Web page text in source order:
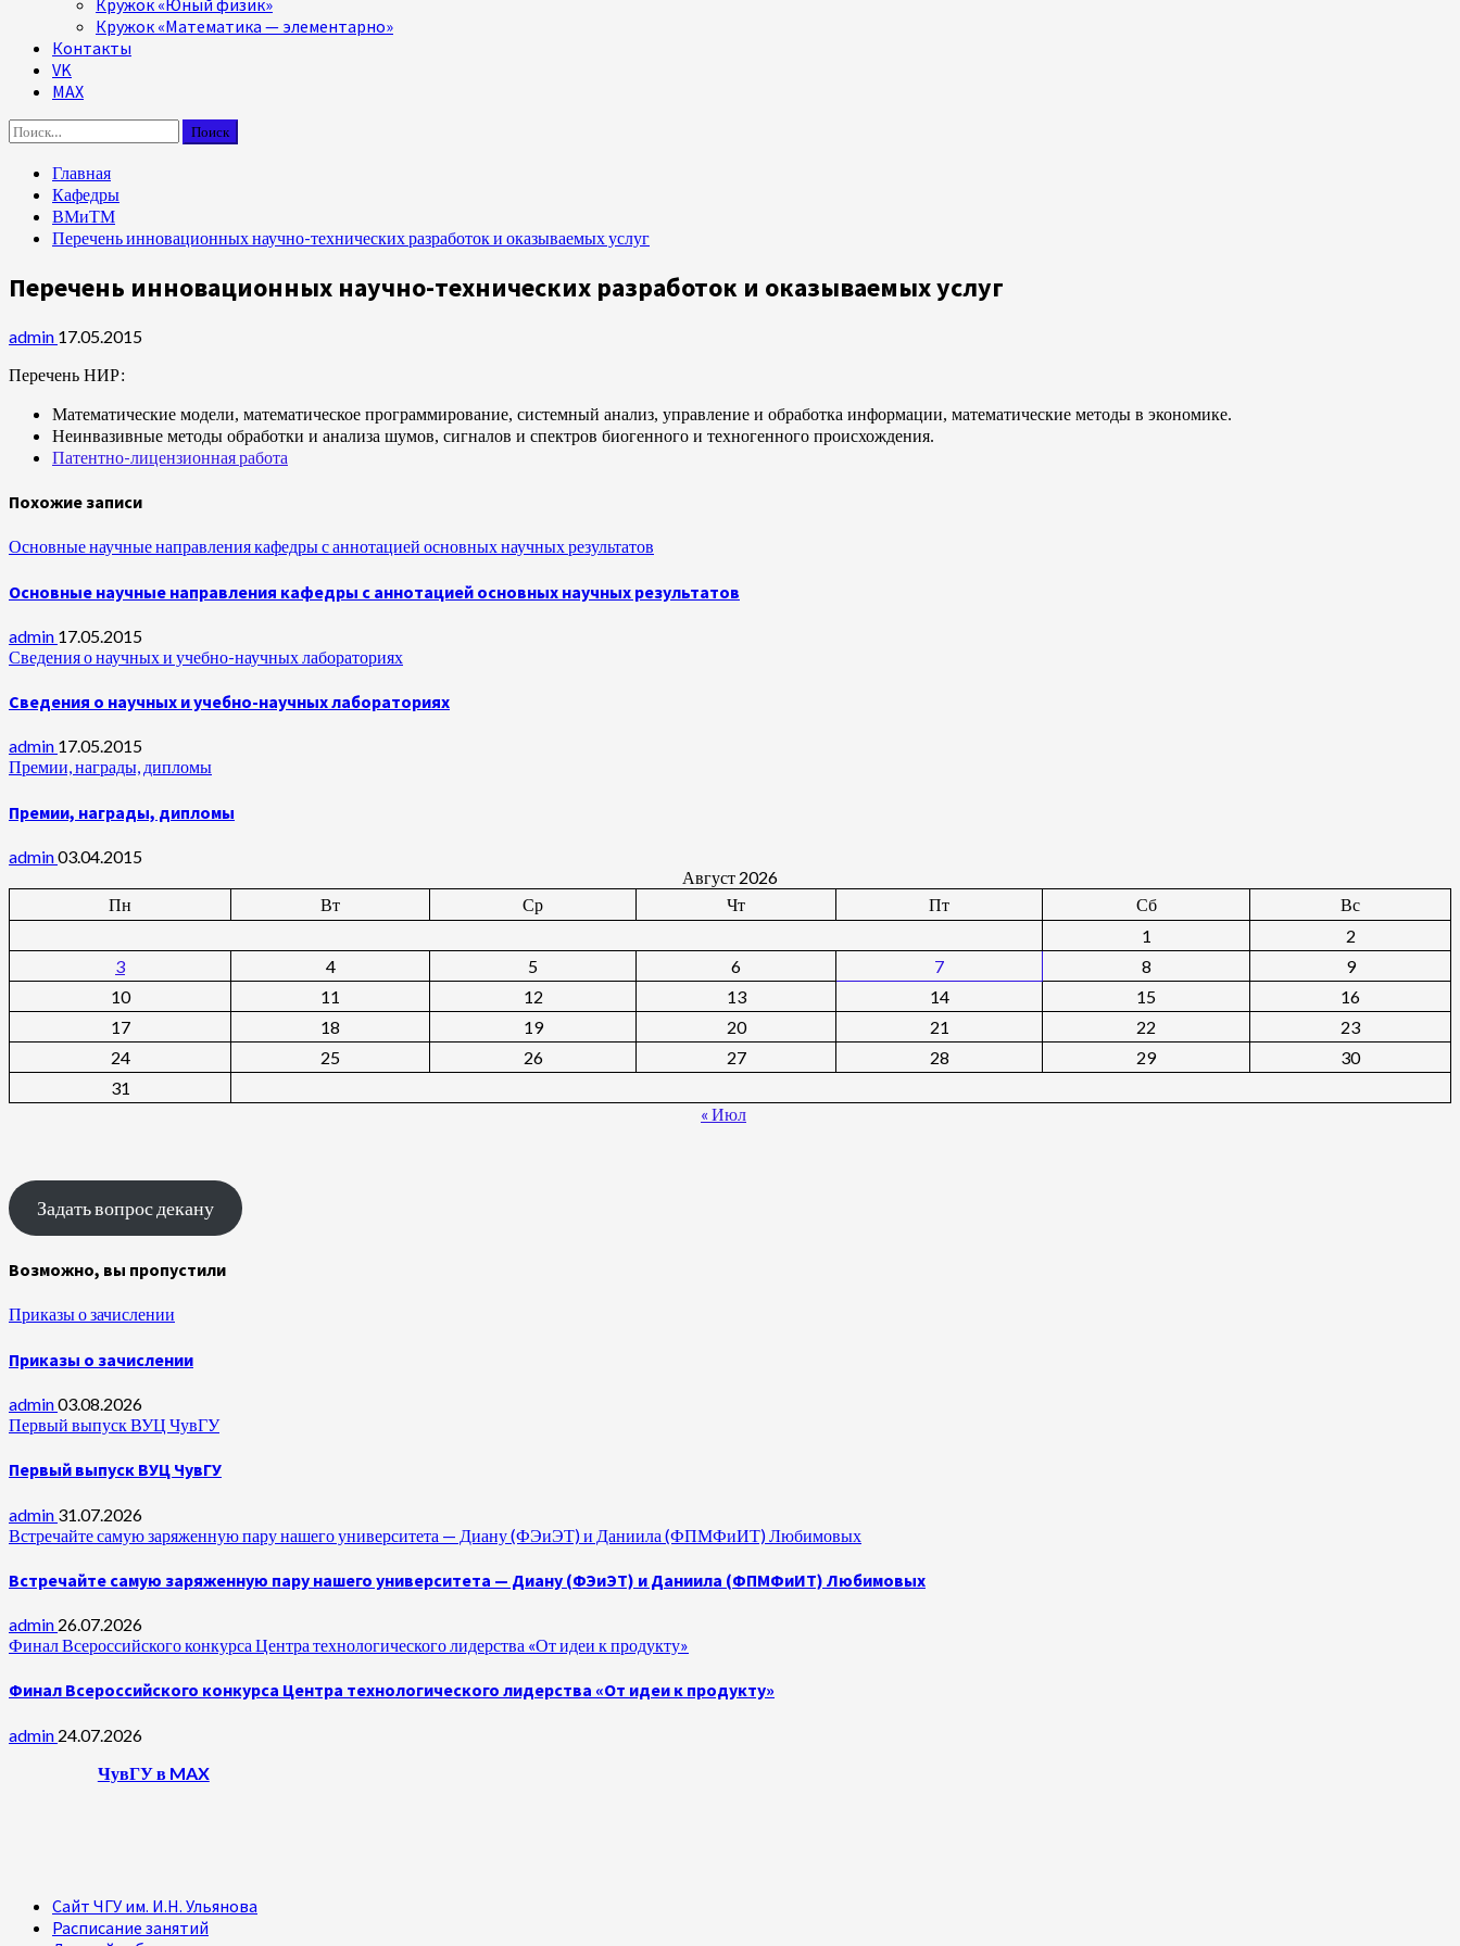
Кружок «Юный физик»
Кружок «Математика — элементарно»
Контакты
VK
MAX
Найти:
Главная
Кафедры
ВМиТМ
Перечень инновационных научно-технических разработок и оказываемых услуг
Перечень инновационных научно-технических разработок и оказываемых услуг
admin 17.05.2015
Перечень НИР:
Математические модели, математическое программирование, системный анализ, управление и обработка информации, математические методы в экономике.
Неинвазивные методы обработки и анализа шумов, сигналов и спектров биогенного и техногенного происхождения.
Патентно-лицензионная работа
Похожие записи
Основные научные направления кафедры с аннотацией основных научных результатов
Основные научные направления кафедры с аннотацией основных научных результатов
admin 17.05.2015
Сведения о научных и учебно-научных лабораториях
Сведения о научных и учебно-научных лабораториях
admin 17.05.2015
Премии, награды, дипломы
Премии, награды, дипломы
admin03.04.2015
Август 2026
Пн
Вт Ср Чт Пт Сб
Вс
1
2
3
4 5 6 7 8
9
10
11 12 13 14 15
16
17
18 19 20 21 22
23
24
25 26 27 28 29
30
31
« Июл
Задать вопрос декану
Возможно, вы пропустили
Приказы о зачислении
Приказы о зачислении
admin03.08.2026
Первый выпуск ВУЦ ЧувГУ
Первый выпуск ВУЦ ЧувГУ
admin 31.07.2026
Встречайте самую заряженную пару нашего университета — Диану (ФЭиЭТ) и Даниила (ФПМФиИТ) Любимовых
Встречайте самую заряженную пару нашего университета — Диану (ФЭиЭТ) и Даниила (ФПМФиИТ) Любимовых
admin 26.07.2026
Финал Всероссийского конкурса Центра технологического лидерства «От идеи к продукту»
Финал Всероссийского конкурса Центра технологического лидерства «От идеи к продукту»
admin 24.07.2026
ЧувГУ в MAX
Сайт ЧГУ им. И.Н. Ульянова
Расписание занятий